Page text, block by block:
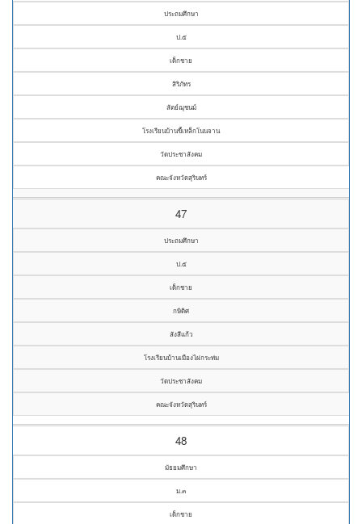
ประถมศึกษา
ป.๕
เด็กชาย
สิริภัทร
สัตย์ฌุชนม์
โรงเรียนบ้านขี้เหล็กโนนจาน
วัดประชาสังคม
คณะจังหวัดสุรินทร์
47
ประถมศึกษา
ป.๕
เด็กชาย
กษิดิศ
สังสีแก้ว
โรงเรียนบ้านเมืองไผ่กระท่ม
วัดประชาสังคม
คณะจังหวัดสุรินทร์
48
มัธยมศึกษา
ม.๓
เด็กชาย